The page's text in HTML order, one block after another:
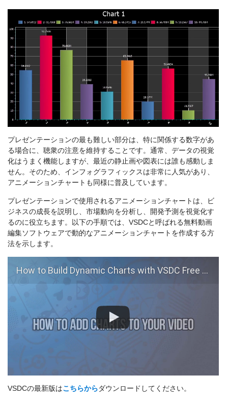
プレゼンテーションの最も難しい部分は、特に関係する数字があ
る場合に、聴衆の注意を維持することです。通常、データの視覚
化はうまく機能しますが、最近の静止画や図表には誰も感動しま
せん。そのため、インフォグラフィックスは非常に人気があり、
アニメーションチャートも同様に普及しています。
プレゼンテーションで使用されるアニメーションチャートは、ビ
ジネスの成長を説明し、市場動向を分析し、開発予測を視覚化す
るのに役立ちます。以下の手順では、VSDCと呼ばれる無料動画
編集ソフトウェアで動的なアニメーションチャートを作成する方
法を示します。
How to Build Dynamic Charts with VSDC Free Video Editor
VSDCの最新版はこちらからダウンロードしてください。